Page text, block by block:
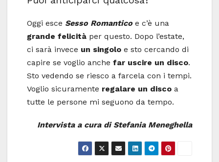
Oggi esce Sesso Romanticoe c’è una
grande felicità per questo. Dopo l’estate,
ci sarà invece un singolo e sto cercando di
capire se voglio anche far uscire un disco.
Sto vedendo se riesco a farcela con i tempi.
Voglio sicuramente regalare un disco a
tutte le persone mi seguono da tempo.
Intervista a cura di Stefania Meneghella